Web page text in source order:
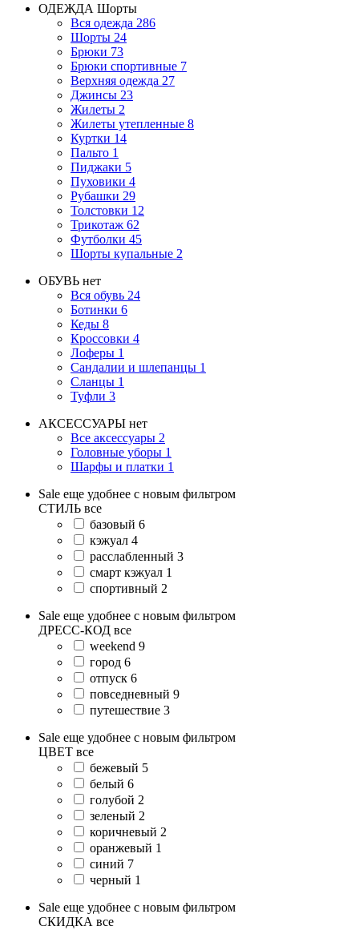
ОДЕЖДА Шорты
Вся одежда 286
Шорты 24
Брюки 73
Брюки спортивные 7
Верхняя одежда 27
Джинсы 23
Жилеты 2
Жилеты утепленные 8
Куртки 14
Пальто 1
Пиджаки 5
Пуховики 4
Рубашки 29
Толстовки 12
Трикотаж 62
Футболки 45
Шорты купальные 2
ОБУВЬ нет
Вся обувь 24
Ботинки 6
Кеды 8
Кроссовки 4
Лоферы 1
Сандалии и шлепанцы 1
Сланцы 1
Туфли 3
АКСЕССУАРЫ нет
Все аксессуары 2
Головные уборы 1
Шарфы и платки 1
Sale еще удобнее с новым фильтром
СТИЛЬ все
базовый 6
кэжуал 4
расслабленный 3
смарт кэжуал 1
спортивный 2
Sale еще удобнее с новым фильтром
ДРЕСС-КОД все
weekend 9
город 6
отпуск 6
повседневный 9
путешествие 3
Sale еще удобнее с новым фильтром
ЦВЕТ все
бежевый 5
белый 6
голубой 2
зеленый 2
коричневый 2
оранжевый 1
синий 7
черный 1
Sale еще удобнее с новым фильтром
СКИДКА все